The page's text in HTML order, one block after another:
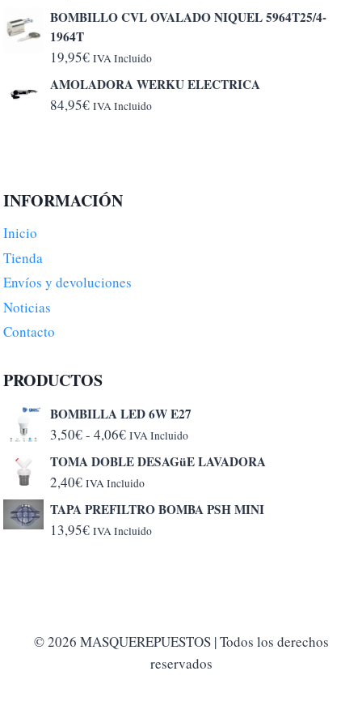
BOMBILLO CVL OVALADO NIQUEL 5964T25/4-
1964T
19,95€ IVA Incluido
AMOLADORA WERKU ELECTRICA
84,95€ IVA Incluido
INFORMACIÓN
Inicio
Tienda
Envíos y devoluciones
Noticias
Contacto
PRODUCTOS
BOMBILLA LED 6W E27
3,50€- 4,06€Rango
de
precios:
IVA Incluido
TOMA DOBLE DESAGüE LAVADORA
2,40€ IVA Incluido
TAPA PREFILTRO BOMBA PSH MINI
13,95€ IVA Incluido
© 2026 MASQUEREPUESTOS | Todos los derechos
reservados